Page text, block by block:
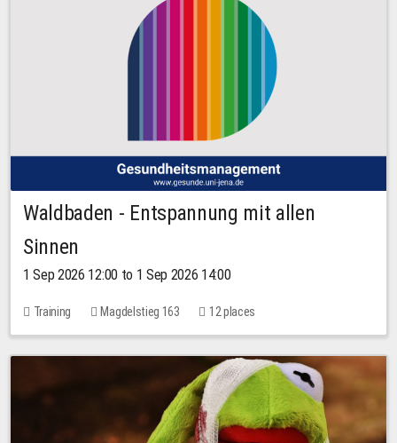
Waldbaden - Entspannung mit allen
Sinnen
1 Sep 2026 12:00 to 1 Sep 2026 14:00
Training Magdelstieg 163 12 places